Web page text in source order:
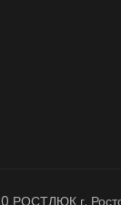
РОСТЛЮК г.